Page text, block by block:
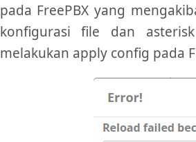
pada FreePBX yang
konfigurasi file dan
melakukan apply config pada